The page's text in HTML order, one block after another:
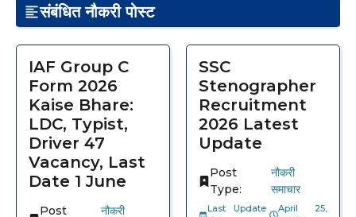
संबंधित नौकरी पोस्ट
IAF Group C
Form 2026
Kaise Bhare:
LDC, Typist,
Driver 47
Vacancy, Last
Date 1 June
Post
नौकरी
SSC
Stenographer
Recruitment
2026 Latest
Update
Post
Type:
नौकरी
समाचार
Last Update
April 25,